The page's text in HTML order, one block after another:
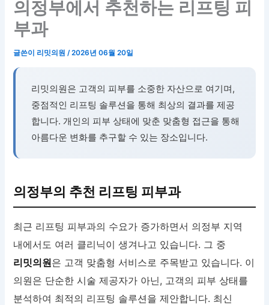
의정부에서 추천하는 리프팅 피
부과
글쓴이 리밋의원/2026년 06월 20일
리밋의원은 고객의 피부를 소중한 자산으로 여기며,
중점적인 리프팅 솔루션을 통해 최상의 결과를 제공
합니다. 개인의 피부 상태에 맞춘 맞춤형 접근을 통해
아름다운 변화를 추구할 수 있는 장소입니다.
의정부의 추천 리프팅 피부과
최근 리프팅 피부과의 수요가 증가하면서 의정부 지역
내에서도 여러 클리닉이 생겨나고 있습니다. 그 중
리밋의원은 고객 맞춤형 서비스로 주목받고 있습니다. 이
의원은 단순한 시술 제공자가 아닌, 고객의 피부 상태를
분석하여 최적의 리프팅 솔루션을 제안합니다. 최신